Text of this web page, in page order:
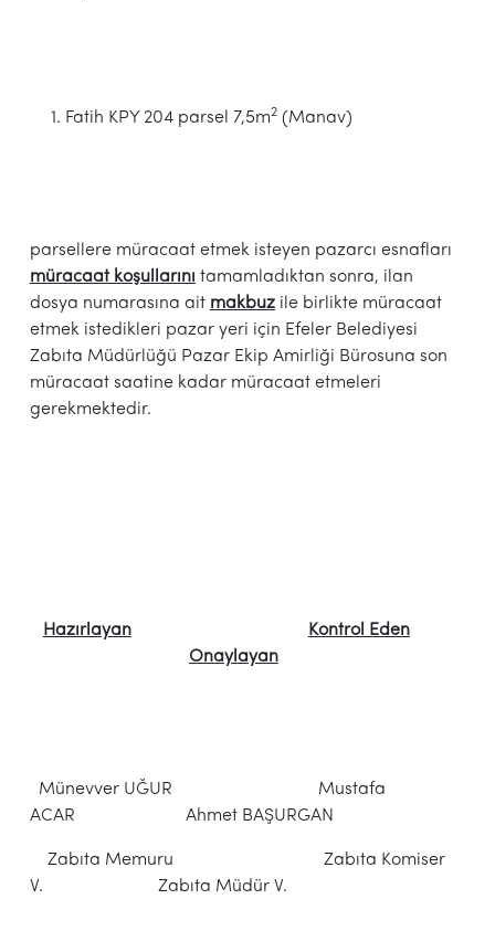
Fatih KPY 204 parsel 7,5m2(Manav)
parsellere müracaat etmek isteyen pazarcı esnafları
müracaat koşullarını tamamladıktan sonra, ilan
dosya numarasına ait makbuzile birlikte müracaat
etmek istedikleri pazar yeri için Efeler Belediyesi
Zabıta Müdürlüğü Pazar Ekip Amirliği Bürosuna son
müracaat saatine kadar müracaat etmeleri
gerekmektedir.
Hazırlayan
Kontrol Eden
Onaylayan
Münevver UĞUR Mustafa
ACAR Ahmet BAŞURGAN
Zabıta Memuru Zabıta Komiser
V. Zabıta Müdür V.